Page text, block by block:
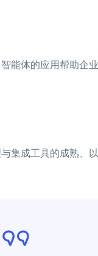
能体的应用帮助企
集成工具的成熟、